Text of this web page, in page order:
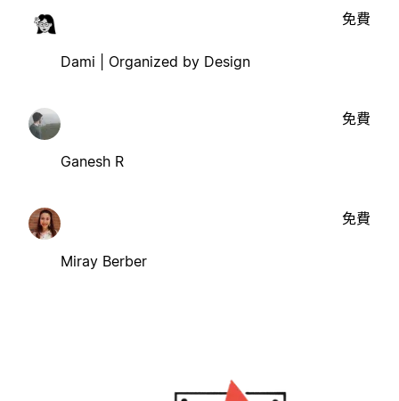
Dami | Organized by Design
免費
Ganesh R
免費
Miray Berber
免費